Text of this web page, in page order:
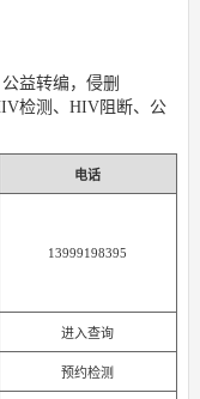
益转编，侵删
检测、HIV阻断、公
电话
13999198395
进入查询
预约检测